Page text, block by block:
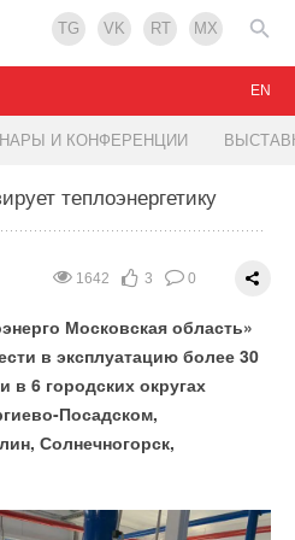
TG VK RT MX
И КОНФЕРЕНЦИИ
EN
теплоэнергетику
1642 3 0
Московская область»
в эксплуатацию более 30
в 6 городских округах
Посадском,
Солнечногорск,
котел отопления
2197 1 0
котел отопления
получат вторую
1552 1 0
описала сценарии
очисткой более 7 500
2409 1 0